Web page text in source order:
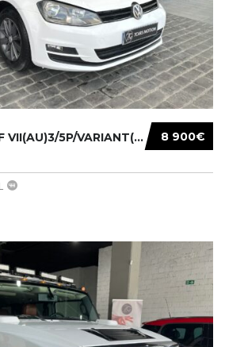
8 900€
VOLKSWAGEN GOLF VII(AU)3/5P/VARIANT(12-16 20...